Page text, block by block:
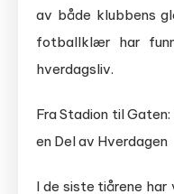
av både klubbens
fotballklær har
hverdagsliv.
Fra Stadion til
en Del av Hverdagen
I de siste tiårene